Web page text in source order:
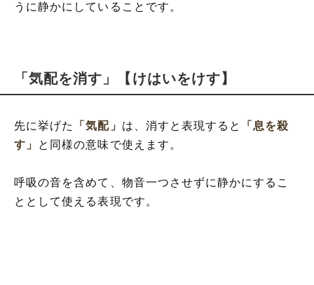
うに静かにしていることです。
「気配を消す」【けはいをけす】
先に挙げた 「気配」 は、消すと表現すると
「息を殺
す」
と同様の意味で使えます。
呼吸の音を含めて、物音一つさせずに静かにするこ
ととして使える表現です。